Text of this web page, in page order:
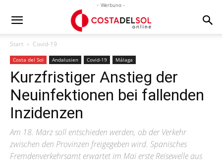
- Werbung -
Start Covid-19
Costa del Sol Andalusien Covid-19 Málaga
Kurzfristiger Anstieg der
Neuinfektionen bei fallenden
Inzidenzen
Am 18. März soll entschieden werden, ob der Verkehr
zwischen den Provinzen freigegeben wird. Spanisches
Fremdenverkehrsamt erwartet im Mai erste Reisewelle aus